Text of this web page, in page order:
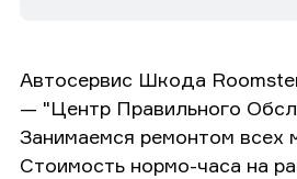
Автосервис Шкода
— "Центр Правильного
Занимаемся ремонтом всех
Стоимость нормо-часа на